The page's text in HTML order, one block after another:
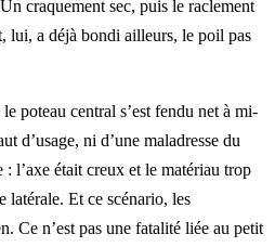
craquement sec, puis le raclement
lui, a déjà bondi ailleurs, le poil pas
poteau central s’est fendu net à mi-
d’usage, ni d’une maladresse du
l’axe était creux et le matériau trop
latérale. Et ce scénario, les
Ce n’est pas une fatalité liée au petit